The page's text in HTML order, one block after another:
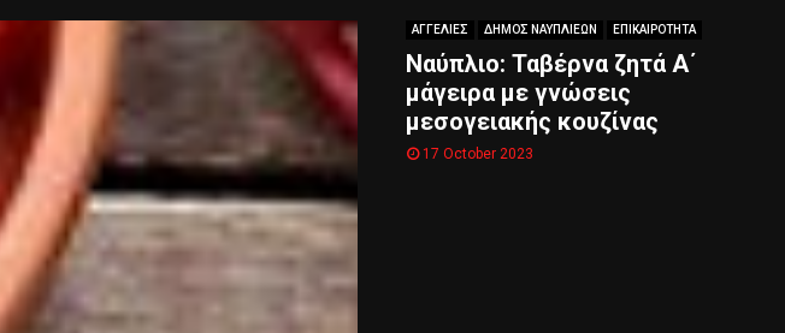
ΑΓΓΕΛΙΕΣ ΔΗΜΟΣ ΝΑΥΠΛΙΕΩΝ ΕΠΙΚΑΙΡΟΤΗΤΑ
Ναύπλιο: Ταβέρνα ζητά Α΄
μάγειρα με γνώσεις
μεσογειακής κουζίνας
17 October 2023